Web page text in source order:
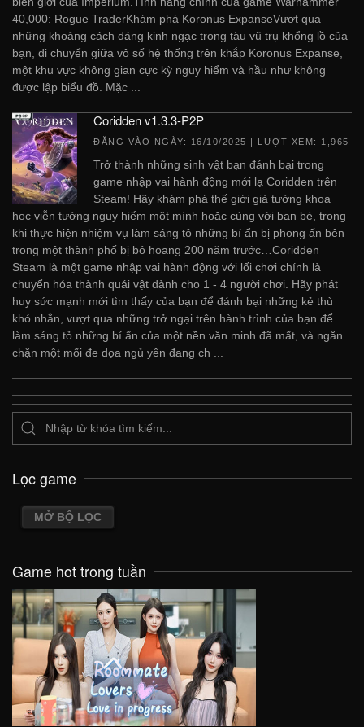
40,000: Rogue TraderKhám phá Koronus ExpanseVượt qua
những khoảng cách đáng kinh ngạc trong tàu vũ trụ khổng lồ của
bạn, di chuyển giữa vô số hệ thống trên khắp Koronus Expanse,
một khu vực không gian cực kỳ nguy hiểm và hầu như không
được lập biểu đồ. Mặc ...
Coridden v1.3.3-P2P
ĐĂNG VÀO NGÀY: 16/10/2025 | LƯỢT XEM: 1,965
Trở thành những sinh vật bạn đánh bại trong
game nhập vai hành động mới lạ Coridden trên
Steam! Hãy khám phá thế giới giả tưởng khoa
học viễn tưởng nguy hiểm một mình hoặc cùng với bạn bè, trong
khi thực hiện nhiệm vụ làm sáng tỏ những bí ẩn bị phong ấn bên
trong một thành phố bị bỏ hoang 200 năm trước…Coridden
Steam là một game nhập vai hành động với lối chơi chính là
chuyển hóa thành quái vật dành cho 1 - 4 người chơi. Hãy phát
huy sức mạnh mới tìm thấy của bạn để đánh bại những kẻ thù
khó nhằn, vượt qua những trở ngại trên hành trình của bạn để
làm sáng tỏ những bí ẩn của một nền văn minh đã mất, và ngăn
chặn một mối đe dọa ngủ yên đang ch ...
Lọc game
MỞ BỘ LỌC
Game hot trong tuần
VIEW